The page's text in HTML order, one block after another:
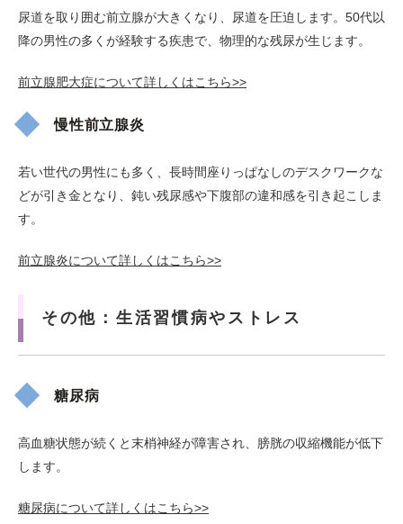
尿道を取り囲む前立腺が大きくなり、尿道を圧迫します。50代以
降の男性の多くが経験する疾患で、物理的な残尿が生じます。
前立腺肥大症について詳しくはこちら>>
慢性前立腺炎
若い世代の男性にも多く、長時間座りっぱなしのデスクワークな
どが引き金となり、鈍い残尿感や下腹部の違和感を引き起こしま
す。
前立腺炎について詳しくはこちら>>
その他：生活習慣病やストレス
糖尿病
高血糖状態が続くと末梢神経が障害され、膀胱の収縮機能が低下
します。
糖尿病について詳しくはこちら>>